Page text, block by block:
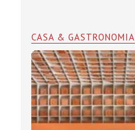
CASA & GASTRONOMIA